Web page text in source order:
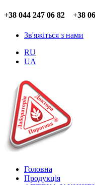
+38 044 247 06 82 +38
Зв'яжіться з нами
RU
UA
Головна
Продукція